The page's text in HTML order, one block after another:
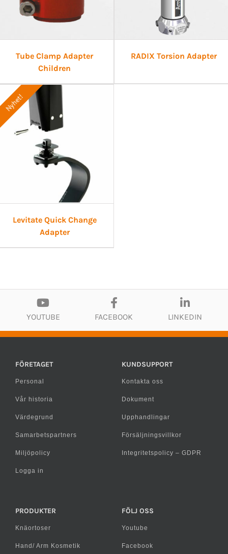
Tube Clamp Adapter
Children
RADIX Torsion Adapter
Nyhet!
Levitate Quick Change
Adapter
YOUTUBE FACEBOOK LINKEDIN
FÖRETAGET
Personal
Vår historia
Värdegrund
Samarbetspartners
Miljöpolicy
Logga in
KUNDSUPPORT
Kontakta oss
Dokument
Upphandlingar
Försäljningsvillkor
Integritetspolicy – GDPR
PRODUKTER
Knäortoser
Hand/ Arm Kosmetik
FÖLJ OSS
Youtube
Facebook